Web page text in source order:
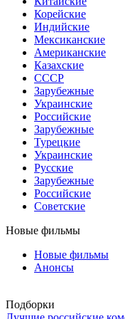
Корейские
Индийские
Мексиканские
Американские
Казахские
СССР
Зарубежные
Украинские
Российские
Зарубежные
Турецкие
Украинские
Русские
Зарубежные
Российские
Советские
Новые фильмы
Новые фильмы
Анонсы
Подборки